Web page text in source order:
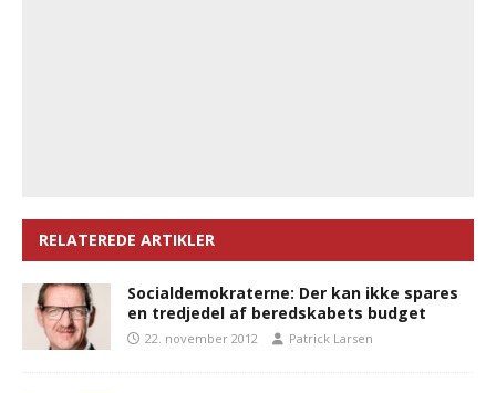
RELATEREDE ARTIKLER
Socialdemokraterne: Der kan ikke spares
en tredjedel af beredskabets budget
22. november 2012 Patrick Larsen